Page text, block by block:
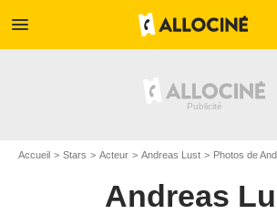
menu
Accueil Stars Acteur Andreas Lust Photos de
Andreas